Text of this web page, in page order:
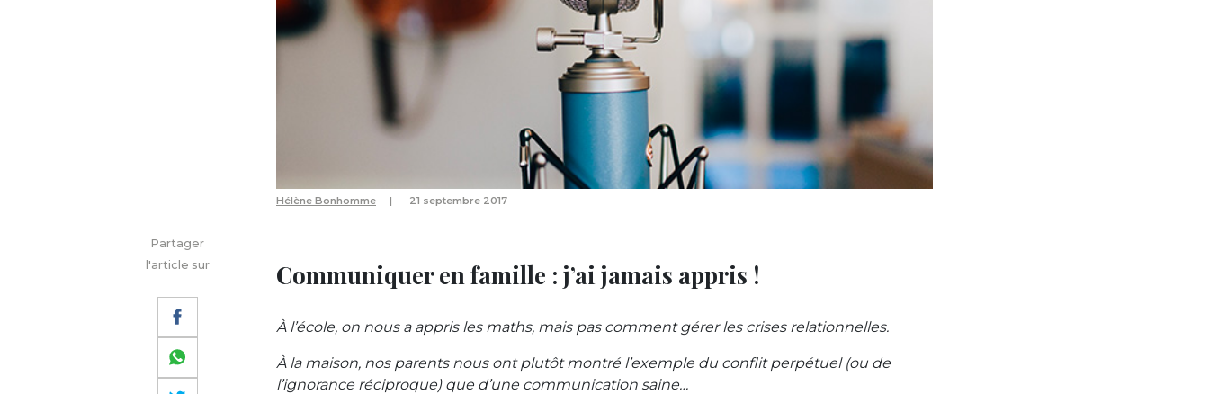
Hélène Bonhomme 21 septembre 2017
Partager
l'article sur
Communiquer en famille : j’ai jamais appris !
À l’école, on nous a appris les maths, mais pas comment gérer les crises relationnelles.
À la maison, nos parents nous ont plutôt montré l’exemple du conflit perpétuel (ou de
l’ignorance réciproque) que d’une communication saine…